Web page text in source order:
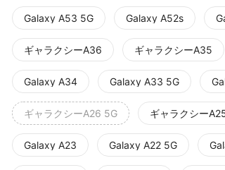
Galaxy A53 5G Galaxy A52s
ギャラクシーA36 ギャラクシーA35
Galaxy A34 Galaxy A33 5G
ギャラクシーA26 5G ギャラクシー
Galaxy A23 Galaxy A22 5G